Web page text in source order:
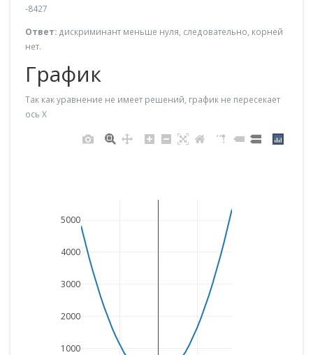
-8427
Ответ: дискриминант меньше нуля, следовательно, корней
нет.
График
Так как уравнение не имеет решений, график не пересекает
ось X
1000
2000
3000
4000
5000